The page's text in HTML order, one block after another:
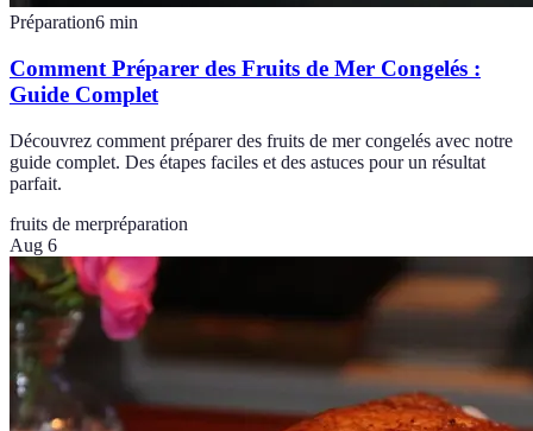
Préparation6 min
Comment Préparer des Fruits de Mer Congelés :
Guide Complet
Découvrez comment préparer des fruits de mer congelés avec notre
guide complet. Des étapes faciles et des astuces pour un résultat
parfait.
fruits de merpréparation
Aug 6